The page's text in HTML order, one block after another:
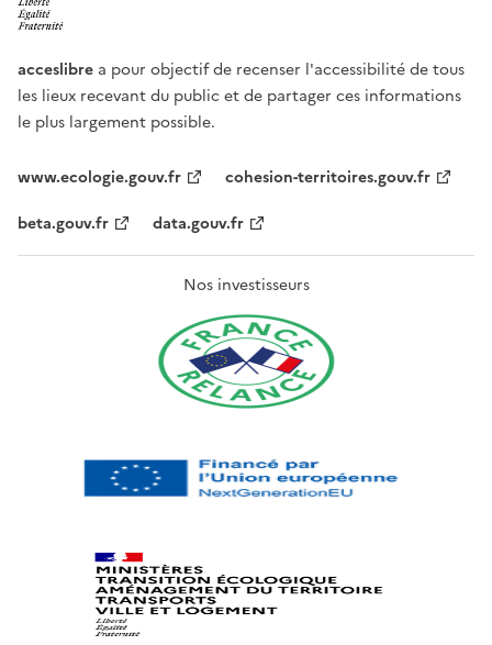
acceslibre a pour objectif de recenser l'accessibilité de tous
les lieux recevant du public et de partager ces informations
le plus largement possible.
www.ecologie.gouv.fr
cohesion-territoires.gouv.fr
beta.gouv.fr
data.gouv.fr
Nos investisseurs